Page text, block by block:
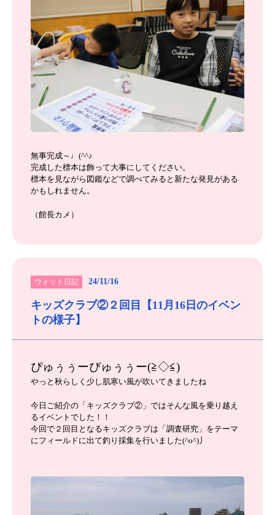
無事完成～♩(^^♪
完成した標本は飾って大事にしてください。
標本を見ながら図鑑などで調べてみると新たな発見がある
かもしれません。
（館長カメ）
ウォット日記 24/11/16
キッズクラブ②２回目【11月16日のイベン
トの様子】
ぴゅぅぅーぴゅぅぅー(≧◇≦)
やっと秋らしく少し肌寒い風が吹いてきましたね
今日ご紹介の「キッズクラブ②」ではそんな風を乗り越え
るイベントでした！！
今回で２回目となるキッズクラブは「調査研究」をテーマ
にフィールドに出て釣り採集を行いました(^o^)丿